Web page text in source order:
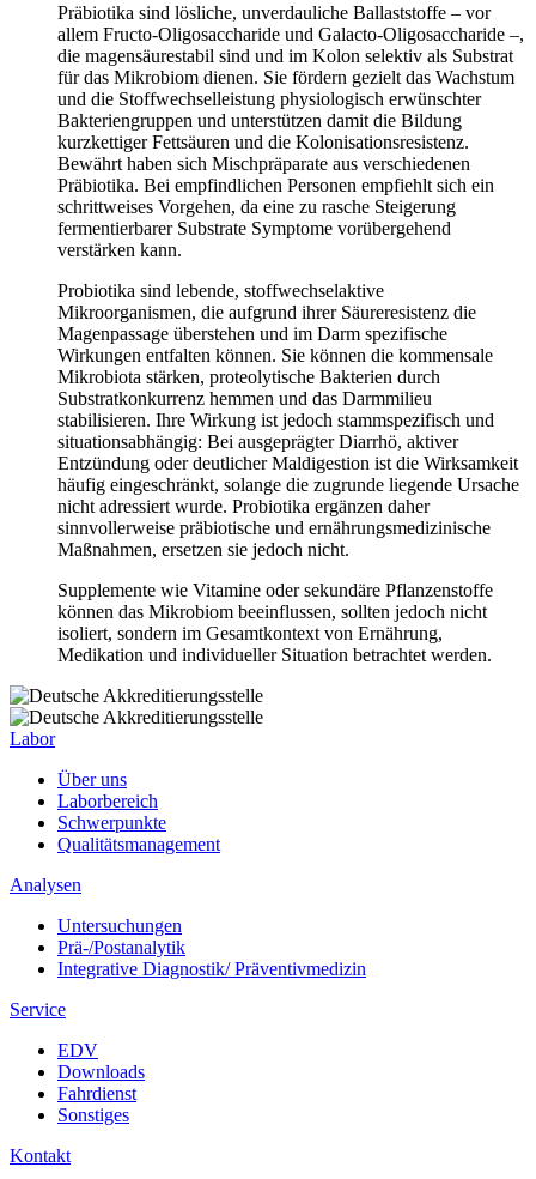
Präbiotika sind lösliche, unverdauliche Ballaststoffe – vor
allem Fructo-Oligosaccharide und Galacto-Oligosaccharide –,
die magensäurestabil sind und im Kolon selektiv als Substrat
für das Mikrobiom dienen. Sie fördern gezielt das Wachstum
und die Stoffwechselleistung physiologisch erwünschter
Bakteriengruppen und unterstützen damit die Bildung
kurzkettiger Fettsäuren und die Kolonisationsresistenz.
Bewährt haben sich Mischpräparate aus verschiedenen
Präbiotika. Bei empfindlichen Personen empfiehlt sich ein
schrittweises Vorgehen, da eine zu rasche Steigerung
fermentierbarer Substrate Symptome vorübergehend
verstärken kann.
Probiotika sind lebende, stoffwechselaktive
Mikroorganismen, die aufgrund ihrer Säureresistenz die
Magenpassage überstehen und im Darm spezifische
Wirkungen entfalten können. Sie können die kommensale
Mikrobiota stärken, proteolytische Bakterien durch
Substratkonkurrenz hemmen und das Darmmilieu
stabilisieren. Ihre Wirkung ist jedoch stammspezifisch und
situationsabhängig: Bei ausgeprägter Diarrhö, aktiver
Entzündung oder deutlicher Maldigestion ist die Wirksamkeit
häufig eingeschränkt, solange die zugrunde liegende Ursache
nicht adressiert wurde. Probiotika ergänzen daher
sinnvollerweise präbiotische und ernährungsmedizinische
Maßnahmen, ersetzen sie jedoch nicht.
Supplemente wie Vitamine oder sekundäre Pflanzenstoffe
können das Mikrobiom beeinflussen, sollten jedoch nicht
isoliert, sondern im Gesamtkontext von Ernährung,
Medikation und individueller Situation betrachtet werden.
Labor
Über uns
Laborbereich
Schwerpunkte
Qualitätsmanagement
Analysen
Untersuchungen
Prä-/Postanalytik
Integrative Diagnostik/ Präventivmedizin
Service
EDV
Downloads
Fahrdienst
Sonstiges
Kontakt